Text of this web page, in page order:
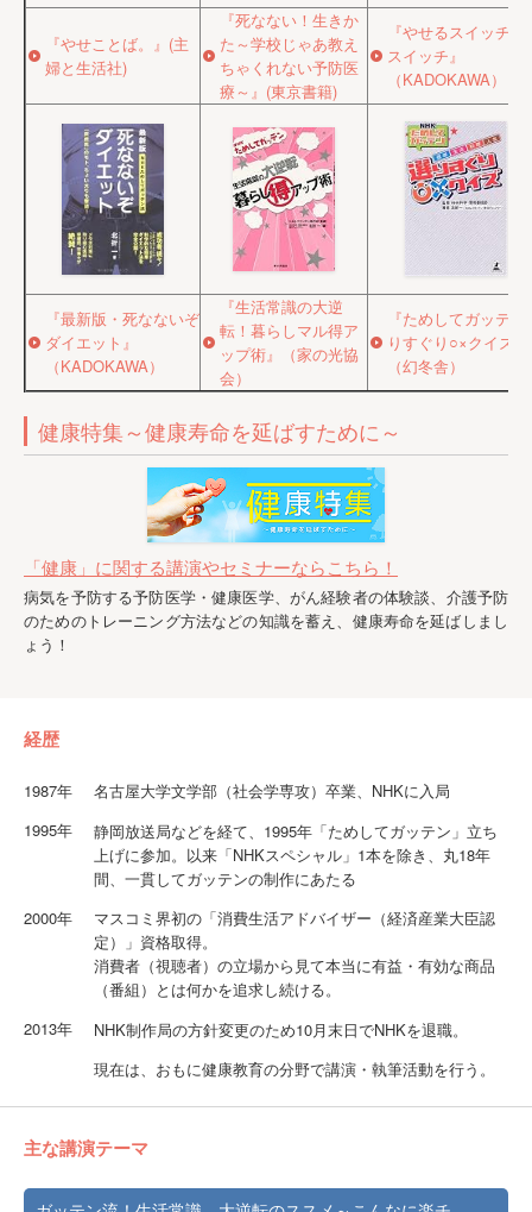
『やせことば。』(主
婦と生活社)
『死なない！生きか
た～学校じゃあ教え
ちゃくれない予防医
療～』(東京書籍)
『やせるスイッチ太
スイッチ』
（KADOKAWA）
『最新版・死なないぞ
ダイエット』
（KADOKAWA）
『生活常識の大逆
転！暮らしマル得ア
ップ術』（家の光協
会）
『ためしてガッテン
りすぐり○×クイズ』
（幻冬舎）
健康特集～健康寿命を延ばすために～
「健康」に関する講演やセミナーならこちら！
病気を予防する予防医学・健康医学、がん経験者の体験談、介護予防
のためのトレーニング方法などの知識を蓄え、健康寿命を延ばしまし
ょう！
経歴
1987年
名古屋大学文学部（社会学専攻）卒業、NHKに入局
1995年
静岡放送局などを経て、1995年「ためしてガッテン」立ち
上げに参加。以来「NHKスペシャル」1本を除き、丸18年
間、一貫してガッテンの制作にあたる
2000年
マスコミ界初の「消費生活アドバイザー（経済産業大臣認
定）」資格取得。
消費者（視聴者）の立場から見て本当に有益・有効な商品
（番組）とは何かを追求し続ける。
2013年
NHK制作局の方針変更のため10月末日でNHKを退職。
現在は、おもに健康教育の分野で講演・執筆活動を行う。
主な講演テーマ